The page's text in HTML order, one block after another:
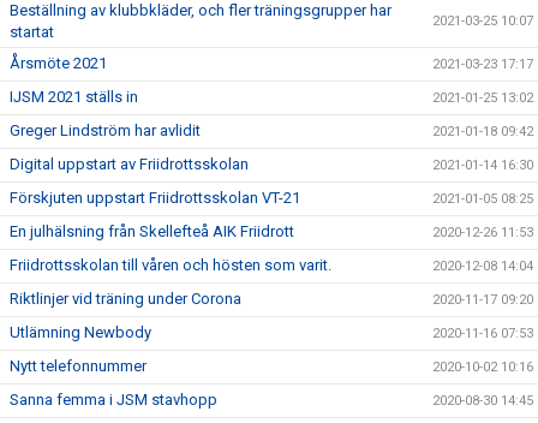
Beställning av klubbkläder, och fler träningsgrupper har
startat
2021-03-25 10:07
Årsmöte 2021 2021-03-23 17:17
IJSM 2021 ställs in 2021-01-25 13:02
Greger Lindström har avlidit 2021-01-18 09:42
Digital uppstart av Friidrottsskolan 2021-01-14 16:30
Förskjuten uppstart Friidrottsskolan VT-21 2021-01-05 08:25
En julhälsning från Skellefteå AIK Friidrott 2020-12-26 11:53
Friidrottsskolan till våren och hösten som varit. 2020-12-08 14:04
Riktlinjer vid träning under Corona 2020-11-17 09:20
Utlämning Newbody 2020-11-16 07:53
Nytt telefonnummer 2020-10-02 10:16
Sanna femma i JSM stavhopp 2020-08-30 14:45